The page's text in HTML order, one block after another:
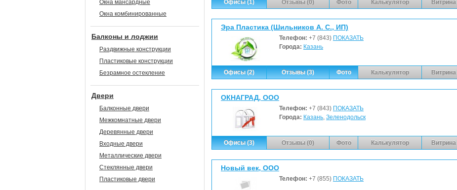
Офисы (1) Отзывы (0) Фото Калькулятор Витрина
Эра Пластика (Шильников А. С., ИП)
Телефон: +7 (843) ПОКАЗАТЬ
Города: Казань
Офисы (2) Отзывы (3) Фото Калькулятор Витрина
ОКНАГРАД, ООО
Телефон: +7 (843) ПОКАЗАТЬ
Города: Казань, Зеленодольск
Офисы (3) Отзывы (0) Фото Калькулятор Витрина
Новый век, ООО
Телефон: +7 (855) ПОКАЗАТЬ
Окна мансардные
Окна комбинированные
Балконы и лоджии
Раздвижные конструкции
Пластиковые конструкции
Безрамное остекление
Двери
Балконные двери
Межкомнатные двери
Деревянные двери
Входные двери
Металлические двери
Стеклянные двери
Пластиковые двери